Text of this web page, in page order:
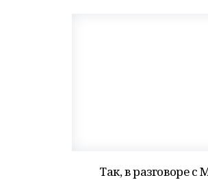
Так, в разговоре